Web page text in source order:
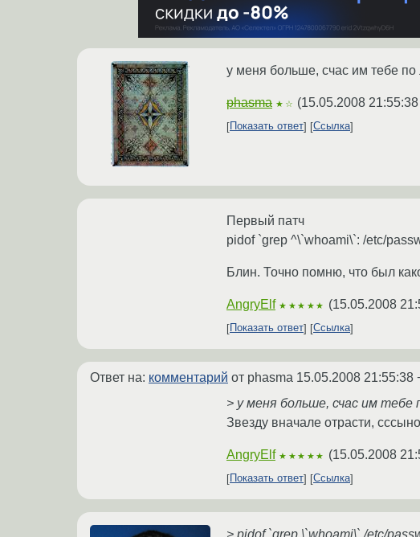
у меня больше, счас им тебе по
phasma ★☆ (15.05.2008
Показать ответ Ссылка
Первый патч
pidof `grep ^\`whoami\`: /etc/
Блин. Точно помню, что был
AngryElf ★★★★★ (15.05.2008
Показать ответ
Ссылка
Ответ на: комментарий от phasma 15.05.2008 21:55:38
> у меня больше, счас им тебе
Звезду вначале отрасти,
AngryElf ★★★★★ (15.05.2008
Показать ответ
Ссылка
> pidof `grep \`whoami\` /etc/